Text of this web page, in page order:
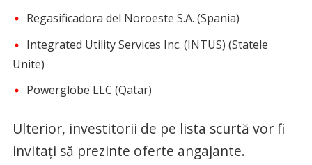
Regasificadora del Noroeste S.A. (Spania)
Integrated Utility Services Inc. (INTUS) (Statele
Unite)
Powerglobe LLC (Qatar)
Ulterior, investitorii de pe lista scurtă vor fi
invitaţi să prezinte oferte angajante.